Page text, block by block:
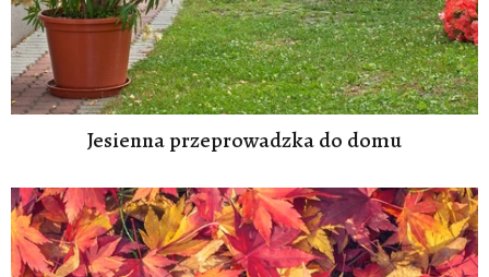
Jesienna przeprowadzka do domu